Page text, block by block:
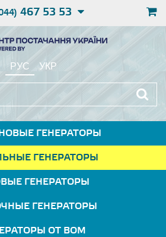
467 53 53
РУС УКР
ГЕНЕРАТОРЫ
ГЕНЕРАТОРЫ
ГЕНЕРАТОРЫ
ГЕНЕРАТОРЫ
ОТ ВОМ